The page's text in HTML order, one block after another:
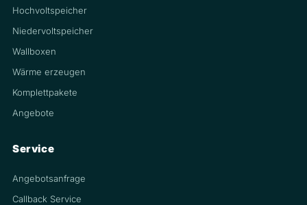
Hochvoltspeicher
Niedervoltspeicher
Wallboxen
Wärme erzeugen
Komplettpakete
Angebote
Service
Angebotsanfrage
Callback Service